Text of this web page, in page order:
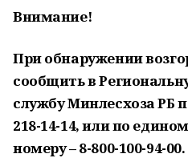
Внимание!
При обнаружении
сообщить в
службу Минлесхоза РБ
218-14-14, или по
номеру – 8-800-100-94-00.